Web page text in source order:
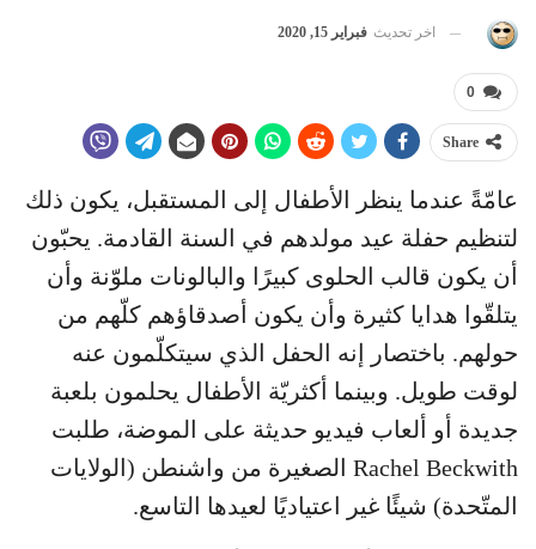
اخر تحديث فبراير 15, 2020
0
Share
عامّةً عندما ينظر الأطفال إلى المستقبل، يكون ذلك
لتنظيم حفلة عيد مولدهم في السنة القادمة. يحبّون
أن يكون قالب الحلوى كبيرًا والبالونات ملوّنة وأن
يتلقّوا هدايا كثيرة وأن يكون أصدقاؤهم كلّهم من
حولهم. باختصار إنه الحفل الذي سيتكلّمون عنه
لوقت طويل. وبينما أكثريّة الأطفال يحلمون بلعبة
جديدة أو ألعاب فيديو حديثة على الموضة، طلبت
Rachel Beckwith الصغيرة من واشنطن (الولايات
المتّحدة) شيئًا غير اعتياديًا لعيدها التاسع.